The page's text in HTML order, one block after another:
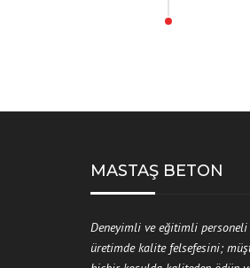
MASTAŞ BETON
Deneyimli ve eğitimli
üretimde kalite felsefesini;